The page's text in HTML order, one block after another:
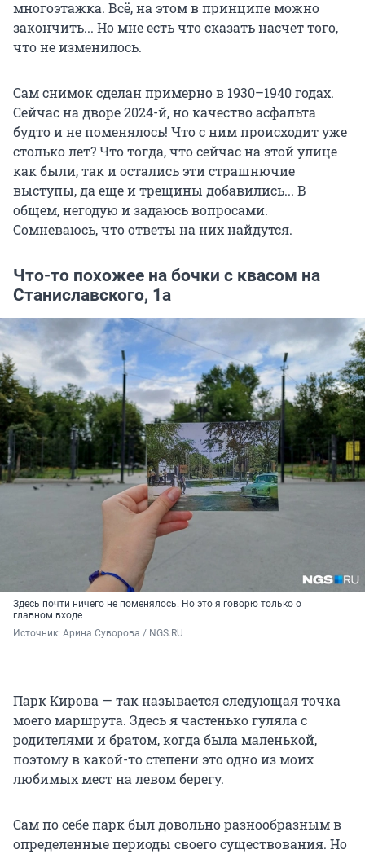
многоэтажка. Всё, на этом в принципе можно
закончить... Но мне есть что сказать насчет того,
что не изменилось.
Сам снимок сделан примерно в 1930–1940 годах.
Сейчас на дворе 2024-й, но качество асфальта
будто и не поменялось! Что с ним происходит уже
столько лет? Что тогда, что сейчас на этой улице
как были, так и остались эти страшнючие
выступы, да еще и трещины добавились... В
общем, негодую и задаюсь вопросами.
Сомневаюсь, что ответы на них найдутся.
Что-то похожее на бочки с квасом на
Станиславского, 1а
Здесь почти ничего не поменялось. Но это я говорю только о
главном входе
Источник: Арина Суворова / NGS.RU
Парк Кирова — так называется следующая точка
моего маршрута. Здесь я частенько гуляла с
родителями и братом, когда была маленькой,
поэтому в какой-то степени это одно из моих
любимых мест на левом берегу.
Сам по себе парк был довольно разнообразным в
определенные периоды своего существования. Но